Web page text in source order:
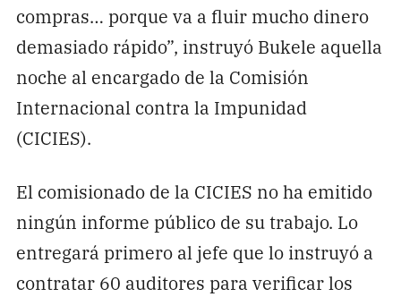
compras… porque va a fluir mucho dinero
demasiado rápido”, instruyó Bukele aquella
noche al encargado de la Comisión
Internacional contra la Impunidad
(CICIES).
El comisionado de la CICIES no ha emitido
ningún informe público de su trabajo. Lo
entregará primero al jefe que lo instruyó a
contratar 60 auditores para verificar los